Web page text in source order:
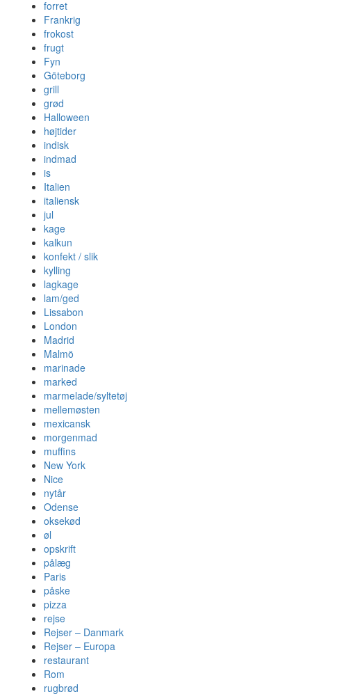
forret
Frankrig
frokost
frugt
Fyn
Göteborg
grill
grød
Halloween
højtider
indisk
indmad
is
Italien
italiensk
jul
kage
kalkun
konfekt / slik
kylling
lagkage
lam/ged
Lissabon
London
Madrid
Malmö
marinade
marked
marmelade/syltetøj
mellemøsten
mexicansk
morgenmad
muffins
New York
Nice
nytår
Odense
oksekød
øl
opskrift
pålæg
Paris
påske
pizza
rejse
Rejser – Danmark
Rejser – Europa
restaurant
Rom
rugbrød